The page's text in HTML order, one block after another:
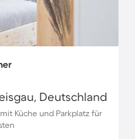
Deutschland
Küche und Parkplatz für